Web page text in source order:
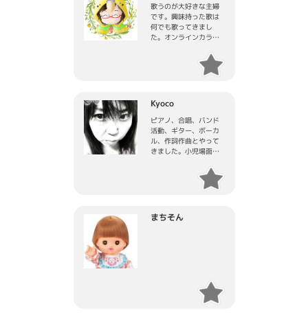
歌うのが大好きな主婦
です。興味持った歌は
何でも歌ってきまし
た。オンラインカラオ
息混じりの歌唱が特徴
です。安眠効果がある
Kyoco
ピアノ、合唱、バンド
活動、ギター、ボーカ
ル、作詞作曲とやって
きました。小児場面緘
い音がありますが、歌
まちそん